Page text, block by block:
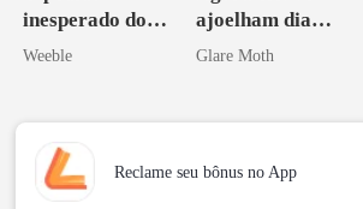
inesperado do
meu chefe
Weeble
ajoelham diante
de mim
Glare Moth
Reclame seu bônus no App